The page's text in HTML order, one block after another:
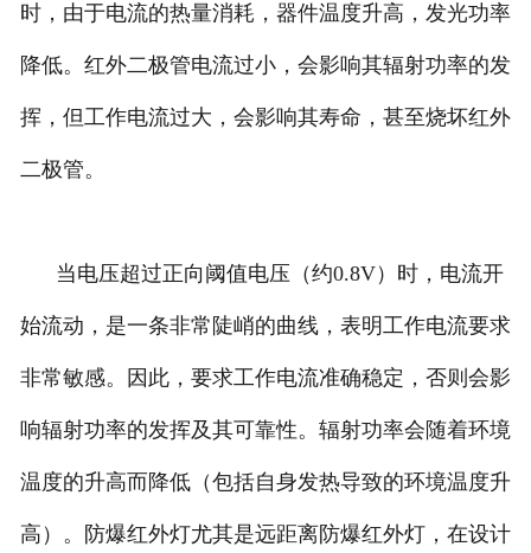
时，由于电流的热量消耗，器件温度升高，发光功率
降低。红外二极管电流过小，会影响其辐射功率的发
挥，但工作电流过大，会影响其寿命，甚至烧坏红外
二极管。
当电压超过正向阈值电压（约0.8V）时，电流开
始流动，是一条非常陡峭的曲线，表明工作电流要求
非常敏感。因此，要求工作电流准确稳定，否则会影
响辐射功率的发挥及其可靠性。辐射功率会随着环境
温度的升高而降低（包括自身发热导致的环境温度升
高）。防爆红外灯尤其是远距离防爆红外灯，在设计